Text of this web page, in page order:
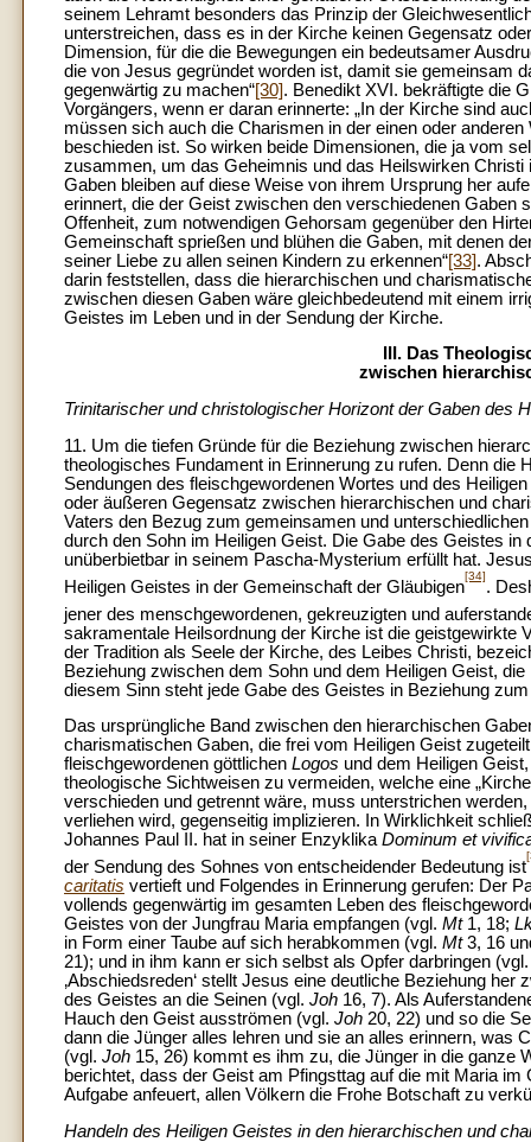
seinem Lehramt besonders das Prinzip der
unterstreichen, dass es in der Kirche keinen Gegensatz
Dimension, für die die Bewegungen ein bedeutsamer
die von Jesus gegründet worden ist, damit sie gemeinsam
gegenwärtig zu machen“[30]. Benedikt XVI. bekräftigte die
Vorgängers, wenn er daran erinnerte: „In der Kirche sind
müssen sich auch die Charismen in der einen oder
beschieden ist. So wirken beide Dimensionen, die ja vom
zusammen, um das Geheimnis und das Heilswirken Christi
Gaben bleiben auf diese Weise von ihrem Ursprung her
erinnert, die der Geist zwischen den verschiedenen Gaben
Offenheit, zum notwendigen Gehorsam gegenüber den
Gemeinschaft sprießen und blühen die Gaben, mit denen
seiner Liebe zu allen seinen Kindern zu erkennen“[33].
darin feststellen, dass die hierarchischen und
zwischen diesen Gaben wäre gleichbedeutend mit einem
Geistes im Leben und in der Sendung der Kirche.
III. Das
zwischen
Trinitarischer und christologischer Horizont der Gaben des
11. Um die tiefen Gründe für die Beziehung zwischen
theologisches Fundament in Erinnerung zu rufen. Denn die
Sendungen des fleischgewordenen Wortes und des
oder äußeren Gegensatz zwischen hierarchischen und
Vaters den Bezug zum gemeinsamen und
durch den Sohn im Heiligen Geist. Die Gabe des Geistes
unüberbietbar in seinem Pascha-Mysterium erfüllt hat.
Heiligen Geistes in der Gemeinschaft der Gläubigen
[34]
.
jener des menschgewordenen, gekreuzigten und
sakramentale Heilsordnung der Kirche ist die geistgewirkte
der Tradition als Seele der Kirche, des Leibes Christi,
Beziehung zwischen dem Sohn und dem Heiligen Geist,
diesem Sinn steht jede Gabe des Geistes in Beziehung
Das ursprüngliche Band zwischen den hierarchischen
charismatischen Gaben, die frei vom Heiligen Geist
fleischgewordenen göttlichen Logos und dem Heiligen
theologische Sichtweisen zu vermeiden, welche eine
verschieden und getrennt wäre, muss unterstrichen
verliehen wird, gegenseitig implizieren. In Wirklichkeit
Johannes Paul II. hat in seiner EnzyklikaDominum et
der Sendung des Sohnes von entscheidender Bedeutung ist
caritatis vertieft und Folgendes in Erinnerung gerufen: Der
vollends gegenwärtig im gesamten Leben des
Geistes von der Jungfrau Maria empfangen (vgl. Mt1, 18;
in Form einer Taube auf sich herabkommen (vgl. Mt3, 16
21); und in ihm kann er sich selbst als Opfer darbringen
‚Abschiedsreden‘ stellt Jesus eine deutliche Beziehung
des Geistes an die Seinen (vgl. Joh 16, 7). Als
Hauch den Geist ausströmen (vgl. Joh 20, 22) und so die
dann die Jünger alles lehren und sie an alles erinnern, was
(vgl. Joh 15, 26) kommt es ihm zu, die Jünger in die ganze
berichtet, dass der Geist am Pfingsttag auf die mit Maria
Aufgabe anfeuert, allen Völkern die Frohe Botschaft zu
Handeln des Heiligen Geistes in den hierarchischen und